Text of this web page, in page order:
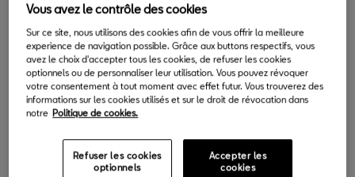
L'emplacement est
important.
Nous sommes de Barcelone. C'est dans notre ADN. Nous créons
Vous avez le contrôle des cookies
Sur ce site, nous utilisons des cookies afin de vous offrir la meilleure
experience de navigation possible. Grâce aux buttons respectifs, vous
avez le choix d'accepter tous les cookies, de refuser les cookies
optionnels ou de personnaliser leur utilisation. Vous pouvez révoquer
votre consentement à tout moment avec effet futur. Vous trouverez des
informations sur les cookies utilisés et sur le droit de révocation dans
notre Politique de cookies.
Refuser les cookies
optionnels
Accepter les
cookies